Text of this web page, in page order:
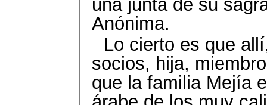
una junta de su
Anónima.
Lo cierto es que
socios, hija,
que la familia Mejía